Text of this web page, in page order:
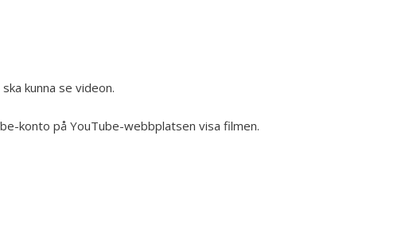
kunna se videon.
konto på YouTube-webbplatsen visa filmen.